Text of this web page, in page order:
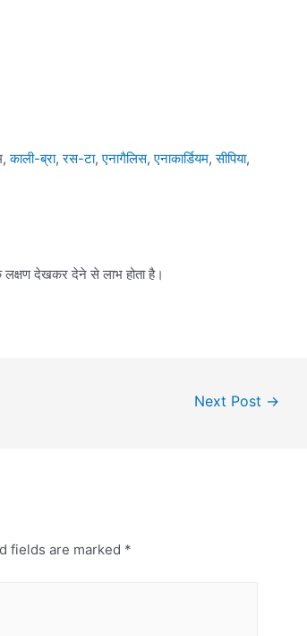
काली-ब्रा,रस-टा,एनागैलिस,एनाकार्डियम,सीपिया,
देखकर देने से लाभ होता है।
Next Post →
fields are marked *